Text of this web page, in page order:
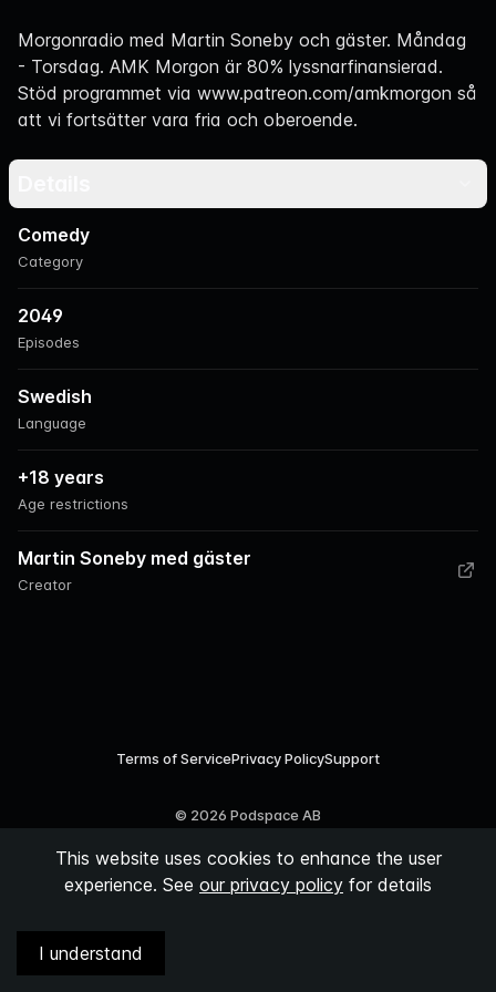
Navigation
Morgonradio med Martin Soneby och gäster. Måndag
- Torsdag. AMK Morgon är 80% lyssnarfinansierad.
Stöd programmet via www.patreon.com/amkmorgon så
att vi fortsätter vara fria och oberoende.
Category
Comedy
Episodes
2049
Language
Swedish
Age restrictions
+18 years
Creator
Martin Soneby med gäster
Terms of ServicePrivacy PolicySupport
© 2026 Podspace AB
This website uses cookies to enhance the user
experience. See our privacy policy for details
I understand